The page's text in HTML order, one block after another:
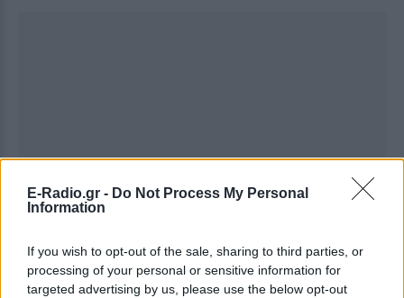
E-Radio.gr - Do Not Process My Personal
Information
If you wish to opt-out of the sale, sharing to third parties, or
processing of your personal or sensitive information for
targeted advertising by us, please use the below opt-out